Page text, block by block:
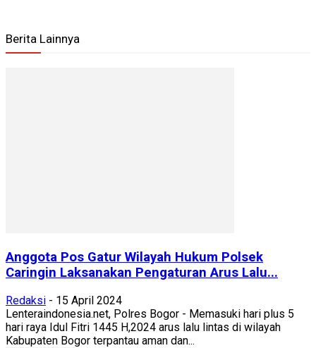
Berita Lainnya
Anggota Pos Gatur Wilayah Hukum Polsek
Caringin Laksanakan Pengaturan Arus Lalu...
Redaksi - 15 April 2024
Lenteraindonesia.net, Polres Bogor - Memasuki hari plus 5
hari raya Idul Fitri 1445 H,2024 arus lalu lintas di wilayah
Kabupaten Bogor terpantau aman dan...